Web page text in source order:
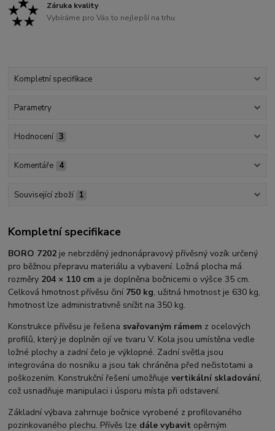
Záruka kvality
Vybíráme pro Vás to nejlepší na trhu
Kompletní specifikace
Parametry
Hodnocení 3
Komentáře 4
Související zboží 1
Kompletní specifikace
BORO 7202 je nebrzděný jednonápravový přívěsný vozík určený
pro běžnou přepravu materiálu a vybavení. Ložná plocha má
rozměry 204 × 110 cm a je doplněna bočnicemi o výšce 35 cm.
Celková hmotnost přívěsu činí 750 kg, užitná hmotnost je 630 kg,
hmotnost lze administrativně snížit na 350 kg.
Konstrukce přívěsu je řešena svařovaným rámem z ocelových
profilů, který je doplněn ojí ve tvaru V. Kola jsou umístěna vedle
ložné plochy a zadní čelo je výklopné. Zadní světla jsou
integrována do nosníku a jsou tak chráněna před nečistotami a
poškozením. Konstrukční řešení umožňujevertikální skladování,
což usnadňuje manipulaci i úsporu místa při odstavení.
Základní výbava zahrnuje bočnice vyrobené z profilovaného
pozinkovaného plechu. Přívěs lze dále vybavit opěrným